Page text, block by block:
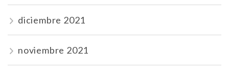
diciembre 2021
noviembre 2021